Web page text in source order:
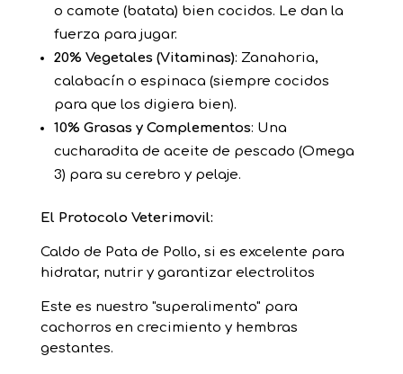
o camote (batata) bien cocidos. Le dan la
fuerza para jugar.
20% Vegetales (Vitaminas): Zanahoria,
calabacín o espinaca (siempre cocidos
para que los digiera bien).
10% Grasas y Complementos: Una
cucharadita de aceite de pescado (Omega
3) para su cerebro y pelaje.
El Protocolo Veterimovil:
Caldo de Pata de Pollo, si es excelente para
hidratar, nutrir y garantizar electrolitos
Este es nuestro "superalimento" para
cachorros en crecimiento y hembras
gestantes.